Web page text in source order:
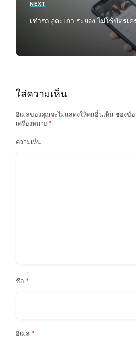
g
o
n
Next
NEXT
เช่ารถ อู่ตะเภา ระยอง ไม่ใช้บัตรเค
ใส่ความเห็น
อีเมลของคุณจะไม่แสดงให้คนอื่นเห็นช่องข้อ
เครื่องหมาย *
ความเห็น
ชื่อ *
อีเมล *